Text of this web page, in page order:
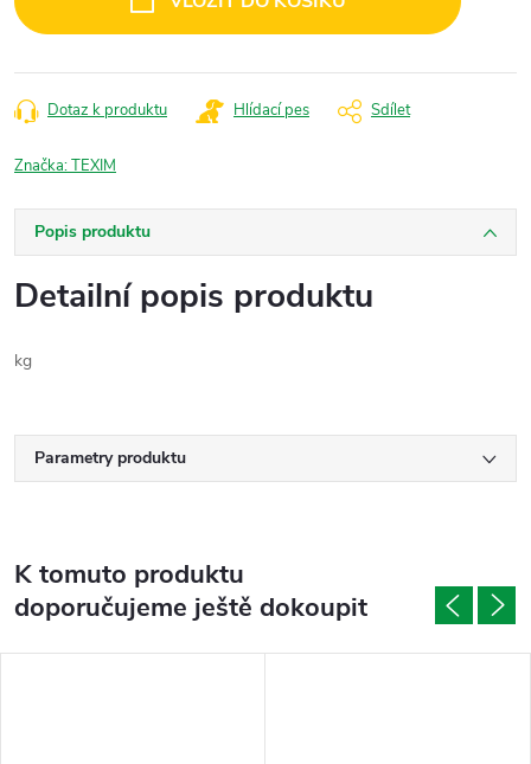
Dotaz k produktu Hlídací pes Sdílet
Značka:TEXIM
Popis produktu
Detailní popis produktu
kg
Parametry produktu
K tomuto produktu
doporučujeme ještě dokoupit